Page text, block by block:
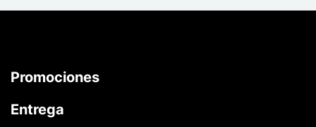
Promociones
Entrega